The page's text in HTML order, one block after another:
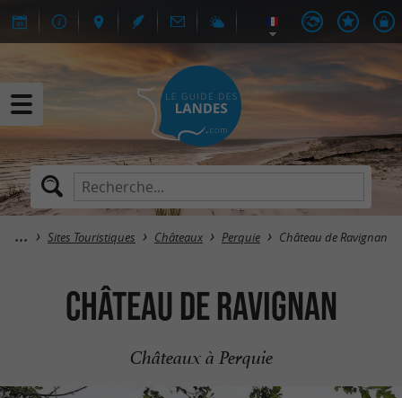
Sites Touristiques Châteaux Perquie Château de Ravignan
Château de Ravignan
Châteaux à Perquie